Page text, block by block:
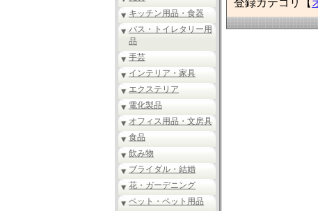
キッチン用品・食器
バス・トイレタリー用
品
手芸
インテリア・家具
エクステリア
電化製品
オフィス用品・文房具
食品
飲み物
ブライダル・結婚
花・ガーデニング
ペット・ペット用品
登録カテゴリ【